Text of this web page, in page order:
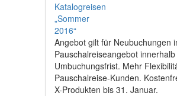
Angebot gilt für Neubuchungen
Pauschalreiseangebot
Umbuchungsfrist. Mehr
Pauschalreise-Kunden.
X-Produkten bis 31. Januar.